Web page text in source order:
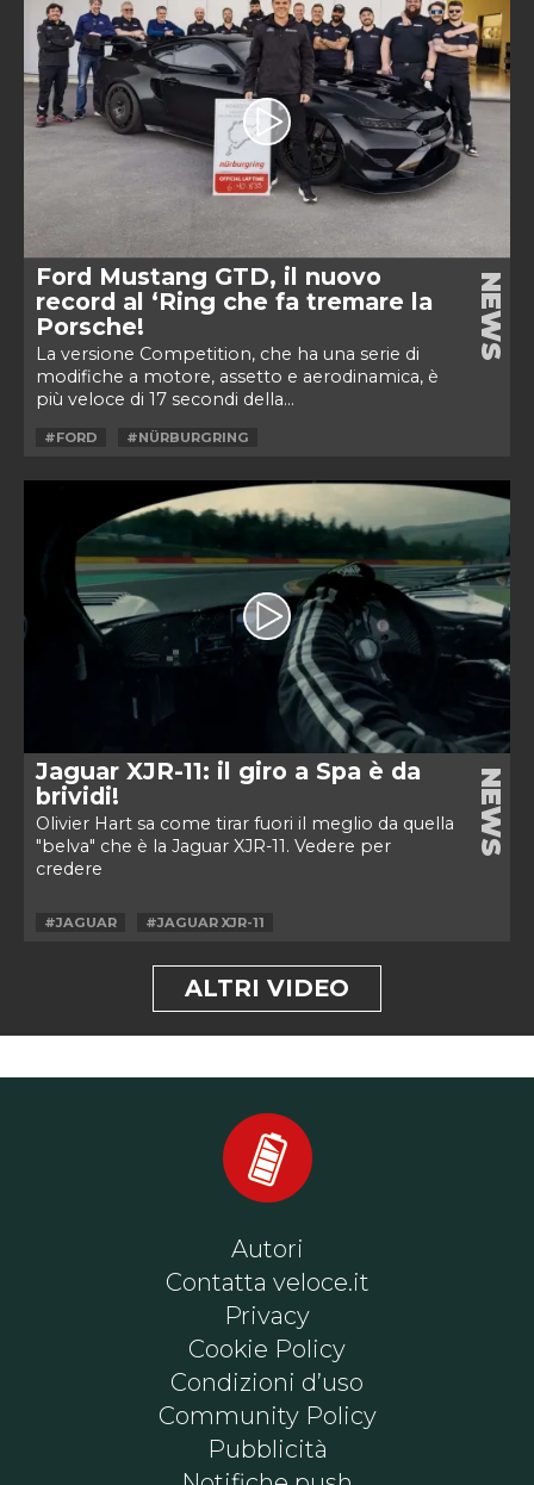
Ford Mustang GTD, il nuovo
record al ‘Ring che fa tremare la
Porsche!
La versione Competition, che ha una serie di
modifiche a motore, assetto e aerodinamica, è
più veloce di 17 secondi della...
NEWS
#FORD #NÜRBURGRING
Jaguar XJR-11: il giro a Spa è da
brividi!
Olivier Hart sa come tirar fuori il meglio da quella
"belva" che è la Jaguar XJR-11. Vedere per
credere
NEWS
#JAGUAR #JAGUAR XJR-11
ALTRI VIDEO
Autori
Contatta veloce.it
Privacy
Cookie Policy
Condizioni d’uso
Community Policy
Pubblicità